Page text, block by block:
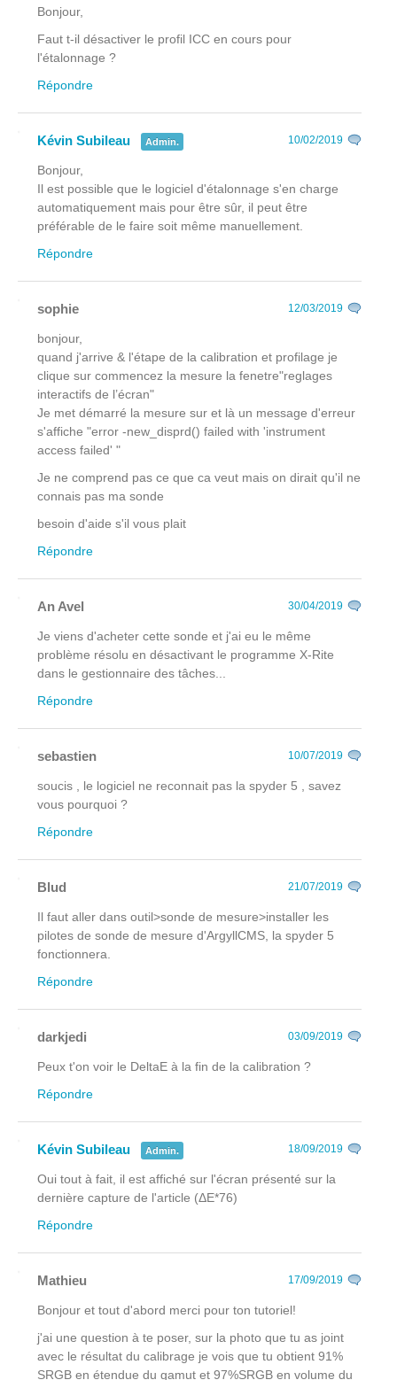
Bonjour,
Faut t-il désactiver le profil ICC en cours pour
l'étalonnage ?
Répondre
Kévin Subileau Admin. 10/02/2019
Bonjour,
Il est possible que le logiciel d'étalonnage s'en charge
automatiquement mais pour être sûr, il peut être
préférable de le faire soit même manuellement.
Répondre
sophie 12/03/2019
bonjour,
quand j'arrive & l'étape de la calibration et profilage je
clique sur commencez la mesure la fenetre"reglages
interactifs de l’écran"
Je met démarré la mesure sur et là un message d'erreur
s'affiche "error -new_disprd() failed with 'instrument
access failed' "
Je ne comprend pas ce que ca veut mais on dirait qu'il ne
connais pas ma sonde
besoin d'aide s'il vous plait
Répondre
An Avel 30/04/2019
Je viens d'acheter cette sonde et j'ai eu le même
problème résolu en désactivant le programme X-Rite
dans le gestionnaire des tâches...
Répondre
sebastien 10/07/2019
soucis , le logiciel ne reconnait pas la spyder 5 , savez
vous pourquoi ?
Répondre
Blud 21/07/2019
Il faut aller dans outil>sonde de mesure>installer les
pilotes de sonde de mesure d'ArgyllCMS, la spyder 5
fonctionnera.
Répondre
darkjedi 03/09/2019
Peux t'on voir le DeltaE à la fin de la calibration ?
Répondre
Kévin Subileau Admin. 18/09/2019
Oui tout à fait, il est affiché sur l'écran présenté sur la
dernière capture de l'article (ΔE*76)
Répondre
Mathieu 17/09/2019
Bonjour et tout d'abord merci pour ton tutoriel!
j'ai une question à te poser, sur la photo que tu as joint
avec le résultat du calibrage je vois que tu obtient 91%
SRGB en étendue du gamut et 97%SRGB en volume du